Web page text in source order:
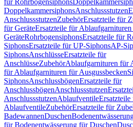
für Rohrbogensiphons
DoppelkammersiphonsAnschlussstutzen
AnschlussstutzenZubehörErsatzteile für
für GeräteErsatzteile für
GeräteRohrbogensiphonsErsatzteile für
SiphonsErsatzteile für UP-SiphonsAP-
SiphonsAnschlüsseErsatzteile für
AnschlüsseZubehörAblaufgarnituren für
für Ablaufgarnituren für Ausgussbecken
SiphonsAnschlussbögenErsatzteile für
AnschlussbögenAnschlussstutzen
AnschlussstutzenAblaufventileErsatzteile
AblaufventileZubehörErsatzteile für
BadewannenDuschen
für Bodenentwässerung für Duschen